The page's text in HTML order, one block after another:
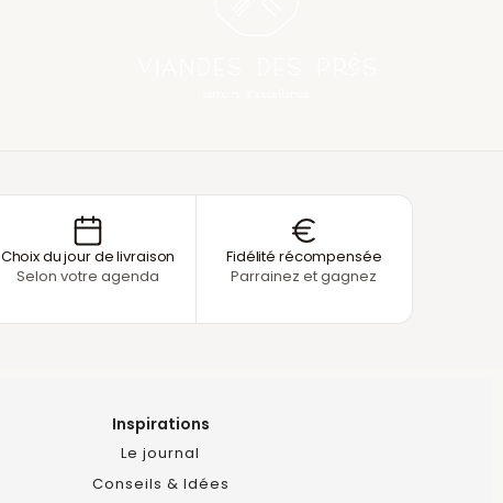
Choix du jour de livraison
Selon votre agenda
Fidélité récompensée
Parrainez et gagnez
Inspirations
Le journal
Conseils & Idées